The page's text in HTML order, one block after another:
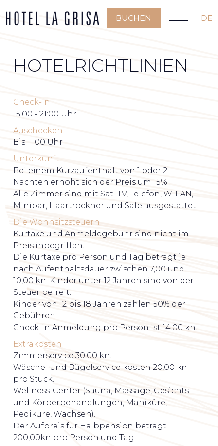
BUCHEN DE
HOTELRICHTLINIEN
Check-In
15:00 - 21:00 Uhr
Auschecken
Bis 11:00 Uhr
Unterkunft
Bei einem Kurzaufenthalt von 1 oder 2
Nächten erhöht sich der Preis um 15%.
Alle Zimmer sind mit Sat.-TV, Telefon, W-LAN,
Minibar, Haartrockner und Safe ausgestattet.
Die Wohnsitzsteuern
Kurtaxe und Anmeldegebühr sind nicht im
Preis inbegriffen.
Die Kurtaxe pro Person und Tag beträgt je
nach Aufenthaltsdauer zwischen 7,00 und
10,00 kn. Kinder unter 12 Jahren sind von der
Steuer befreit.
Kinder von 12 bis 18 Jahren zahlen 50% der
Gebühren.
Check-in Anmeldung pro Person ist 14.00 kn.
Extrakosten
Zimmerservice 30.00 kn.
Wäsche- und Bügelservice kosten 20,00 kn
pro Stück.
Wellness-Center (Sauna, Massage, Gesichts-
und Körperbehandlungen, Maniküre,
Pediküre, Wachsen).
Der Aufpreis für Halbpension beträgt
200,00kn pro Person und Tag.